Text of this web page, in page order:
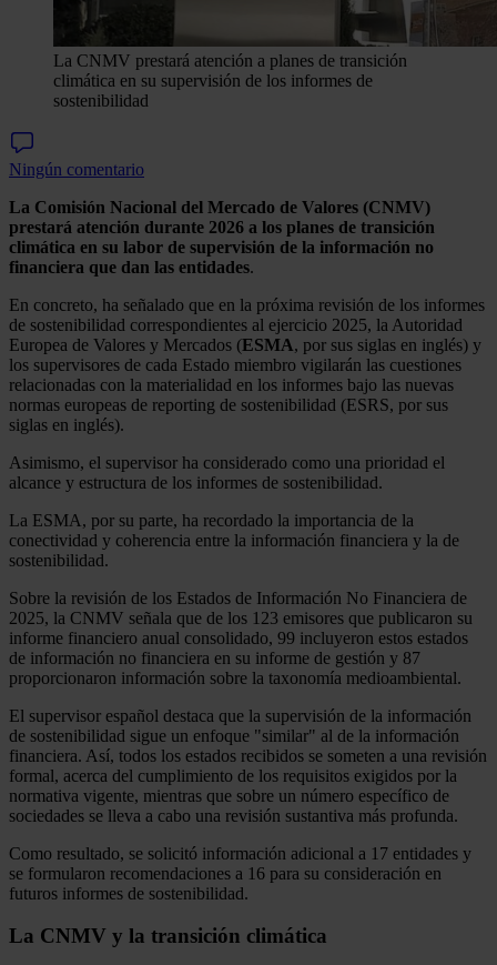
La CNMV prestará atención a planes de transición
climática en su supervisión de los informes de
sostenibilidad
Ningún comentario
La Comisión Nacional del Mercado de Valores (CNMV)
prestará atención durante 2026 a los planes de transición
climática en su labor de supervisión de la información no
financiera que dan las entidades.
En concreto, ha señalado que en la próxima revisión de los informes
de sostenibilidad correspondientes al ejercicio 2025, la Autoridad
Europea de Valores y Mercados (ESMA, por sus siglas en inglés) y
los supervisores de cada Estado miembro vigilarán las cuestiones
relacionadas con la materialidad en los informes bajo las nuevas
normas europeas de reporting de sostenibilidad (ESRS, por sus
siglas en inglés).
Asimismo, el supervisor ha considerado como una prioridad el
alcance y estructura de los informes de sostenibilidad.
La ESMA, por su parte, ha recordado la importancia de la
conectividad y coherencia entre la información financiera y la de
sostenibilidad.
Sobre la revisión de los Estados de Información No Financiera de
2025, la CNMV señala que de los 123 emisores que publicaron su
informe financiero anual consolidado, 99 incluyeron estos estados
de información no financiera en su informe de gestión y 87
proporcionaron información sobre la taxonomía medioambiental.
El supervisor español destaca que la supervisión de la información
de sostenibilidad sigue un enfoque "similar" al de la información
financiera. Así, todos los estados recibidos se someten a una revisión
formal, acerca del cumplimiento de los requisitos exigidos por la
normativa vigente, mientras que sobre un número específico de
sociedades se lleva a cabo una revisión sustantiva más profunda.
Como resultado, se solicitó información adicional a 17 entidades y
se formularon recomendaciones a 16 para su consideración en
futuros informes de sostenibilidad.
La CNMV y la transición climática